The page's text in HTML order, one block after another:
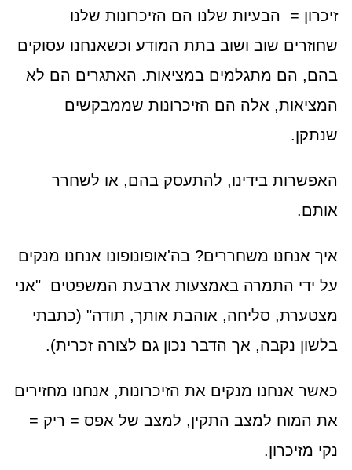
זיכרון = הבעיות שלנו הם הזיכרונות שלנו
שחוזרים שוב ושוב בתת המודע וכשאנחנו עסוקים
בהם, הם מתגלמים במציאות. האתגרים הם לא
המציאות, אלה הם הזיכרונות שממבקשים
שנתקן.
האפשרות בידינו, להתעסק בהם, או לשחרר
אותם.
איך אנחנו משחררים? בה'אופונופונו אנחנו מנקים
על ידי התמרה באמצעות ארבעת המשפטים "אני
מצטערת, סליחה, אוהבת אותך, תודה" (כתבתי
בלשון נקבה, אך הדבר נכון גם לצורה זכרית).
כאשר אנחנו מנקים את הזיכרונות, אנחנו מחזירים
את המוח למצב התקין, למצב של אפס = ריק =
נקי מזיכרון.